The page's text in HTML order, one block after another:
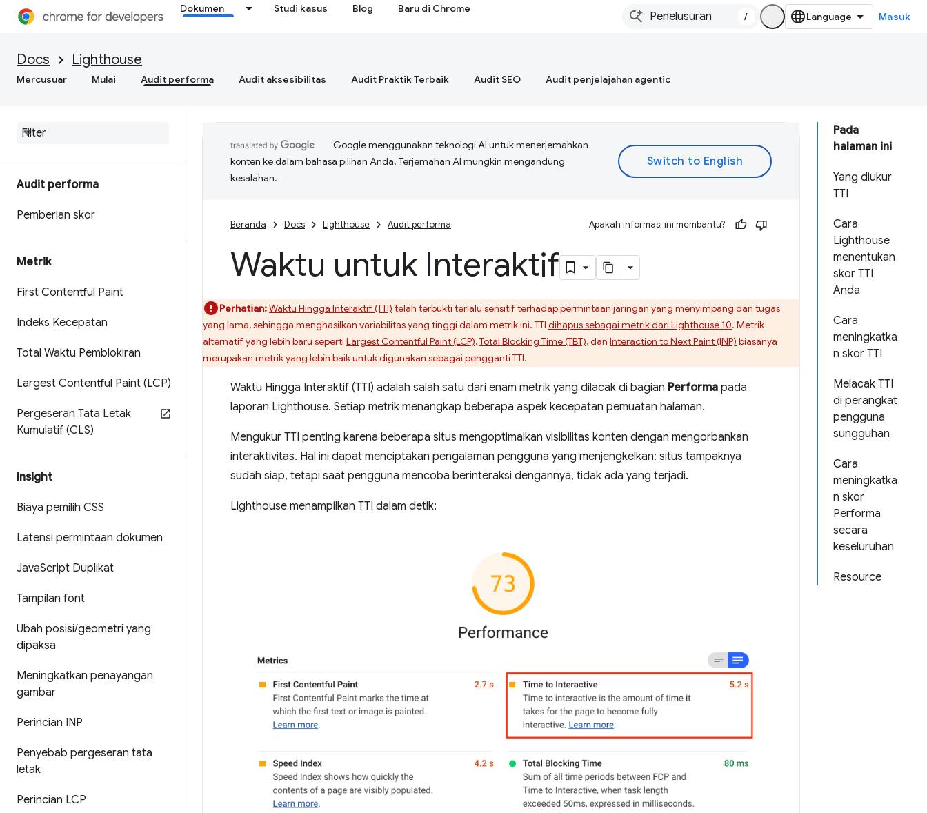
Dokumen Studi kasus Blog Baru di Chrome
/ Masuk
Docs Lighthouse
Mercusuar Mulai Audit performa Audit aksesibilitas Audit Praktik Terbaik Audit SEO Audit penjelajahan agentic
Audit performa
Pemberian skor
Metrik
First Contentful Paint
Indeks Kecepatan
Total Waktu Pemblokiran
Largest Contentful Paint (LCP)
Pergeseran Tata Letak
Kumulatif (CLS)
Insight
Biaya pemilih CSS
Latensi permintaan dokumen
JavaScript Duplikat
Tampilan font
Ubah posisi/geometri yang
dipaksa
Meningkatkan penayangan
gambar
Perincian INP
Penyebab pergeseran tata
letak
Perincian LCP
Pada
halaman ini
Yang diukur
TTI
Cara
Lighthouse
menentukan
skor TTI
Anda
Cara
meningkatka
n skor TTI
Melacak TTI
di perangkat
pengguna
sungguhan
Cara
meningkatka
n skor
Performa
secara
keseluruhan
Resource
Google menggunakan teknologi AI untuk menerjemahkan
konten ke dalam bahasa pilihan Anda. Terjemahan AI mungkin mengandung
kesalahan.
Beranda Docs Lighthouse Audit performa Apakah informasi ini membantu?
Waktu untuk Interaktif
Perhatian:Waktu Hingga Interaktif (TTI) telah terbukti terlalu sensitif terhadap permintaan jaringan yang menyimpang dan tugas
yang lama, sehingga menghasilkan variabilitas yang tinggi dalam metrik ini. TTI dihapus sebagai metrik dari Lighthouse 10. Metrik
alternatif yang lebih baru seperti Largest Contentful Paint (LCP),Total Blocking Time (TBT), dan Interaction to Next Paint (INP) biasanya
merupakan metrik yang lebih baik untuk digunakan sebagai pengganti TTI.
Waktu Hingga Interaktif (TTI) adalah salah satu dari enam metrik yang dilacak di bagian Performa pada
laporan Lighthouse. Setiap metrik menangkap beberapa aspek kecepatan pemuatan halaman.
Mengukur TTI penting karena beberapa situs mengoptimalkan visibilitas konten dengan mengorbankan
interaktivitas. Hal ini dapat menciptakan pengalaman pengguna yang menjengkelkan: situs tampaknya
sudah siap, tetapi saat pengguna mencoba berinteraksi dengannya, tidak ada yang terjadi.
Lighthouse menampilkan TTI dalam detik: